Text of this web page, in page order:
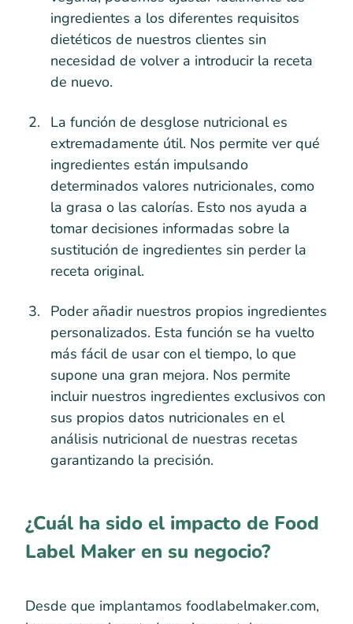
ingredientes a los diferentes requisitos
dietéticos de nuestros clientes sin
necesidad de volver a introducir la receta
de nuevo.
La función de desglose nutricional es
extremadamente útil. Nos permite ver qué
ingredientes están impulsando
determinados valores nutricionales, como
la grasa o las calorías. Esto nos ayuda a
tomar decisiones informadas sobre la
sustitución de ingredientes sin perder la
receta original.
Poder añadir nuestros propios ingredientes
personalizados. Esta función se ha vuelto
más fácil de usar con el tiempo, lo que
supone una gran mejora. Nos permite
incluir nuestros ingredientes exclusivos con
sus propios datos nutricionales en el
análisis nutricional de nuestras recetas
garantizando la precisión.
¿Cuál ha sido el impacto de Food
Label Maker en su negocio?
Desde que implantamos foodlabelmaker.com,